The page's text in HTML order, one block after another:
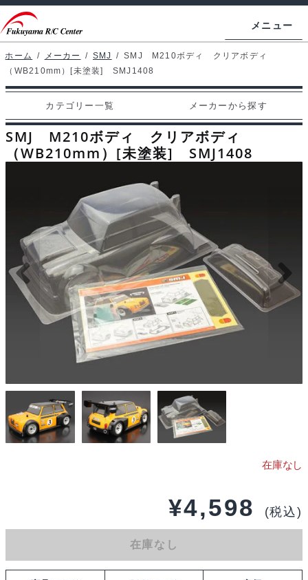
ビ
ゲ
ー
シ
ン
ン
テ
ン
ツ
ス
メニュー
ホームページ
マイアカウント
カート
支払い
カテゴリー一覧
メーカーから探す
お問い合わせ
ブログ
ホーム / メーカー / SMJ / SMJ M210ボディ クリアボディ
（WB210mm）[未塗装] SMJ1408
カテゴリー一覧 メーカーから探す
SMJ M210ボディ クリアボディ
（WB210mm）[未塗装] SMJ1408
¥4,598 (税込)
在庫なし